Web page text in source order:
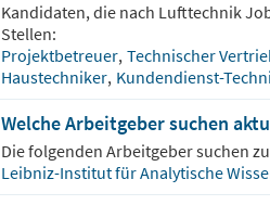
Kandidaten, die nach Lufttechnik
Stellen:
Projektbetreuer, Technischer
Haustechniker, Kundendienst-
Welche Arbeitgeber suchen
Die folgenden Arbeitgeber suchen
Leibniz-Institut für Analytische